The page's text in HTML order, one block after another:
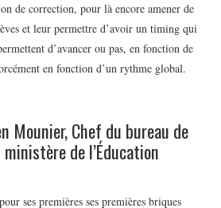
de correction, pour là encore amener de
et leur permettre d’avoir un timing qui
d’avancer ou pas, en fonction de
en fonction d’un rythme global.
Mounier, Chef du bureau de
de l’Éducation
ses premières ses premières briques